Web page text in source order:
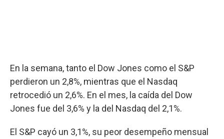
En la semana, tanto el Dow Jones como el S&P
perdieron un 2,8%, mientras que el Nasdaq
retrocedió un 2,6%. En el mes, la caída del Dow
Jones fue del 3,6% y la del Nasdaq del 2,1%.
El S&P cayó un 3,1%, su peor desempeño mensual